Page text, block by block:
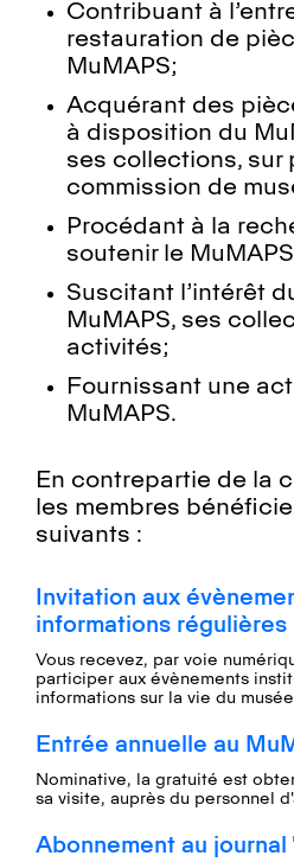
Contribuant à
restauration de
MuMAPS;
Acquérant des
à disposition du
ses collections, sur
commission de
Procédant à la
soutenir le
Suscitant l’intérêt
MuMAPS, ses
activités;
Fournissant une
MuMAPS.
En contrepartie de la
les membres
suivants :
Invitation aux
informations régulières
Vous recevez, par voie
participer aux évènements
informations sur la vie du
Entrée annuelle au
Nominative, la gratuité est
sa visite, auprès du personnel
Abonnement au journal